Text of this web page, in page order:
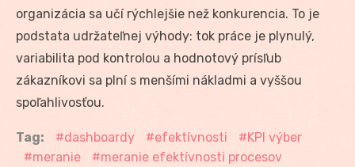
organizácia sa učí rýchlejšie než konkurencia. To je
podstata udržateľnej výhody: tok práce je plynulý,
variabilita pod kontrolou a hodnotový prísľub
zákazníkovi sa plní s menšími nákladmi a vyššou
spoľahlivosťou.
Tag: dashboardy efektívnosti
KPI výber
meranie
meranie efektívnosti procesov